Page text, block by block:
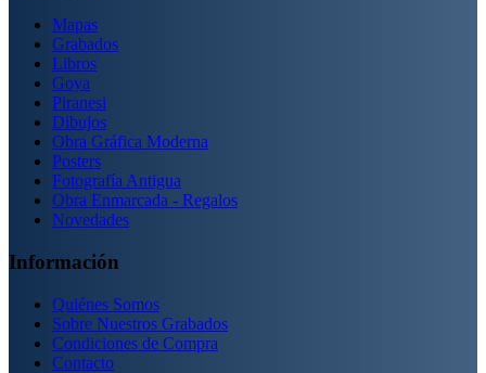
Mapas
Grabados
Libros
Goya
Piranesi
Dibujos
Obra Gráfica Moderna
Posters
Fotografía Antigua
Obra Enmarcada - Regalos
Novedades
Información
Quiénes Somos
Sobre Nuestros Grabados
Condiciones de Compra
Contacto